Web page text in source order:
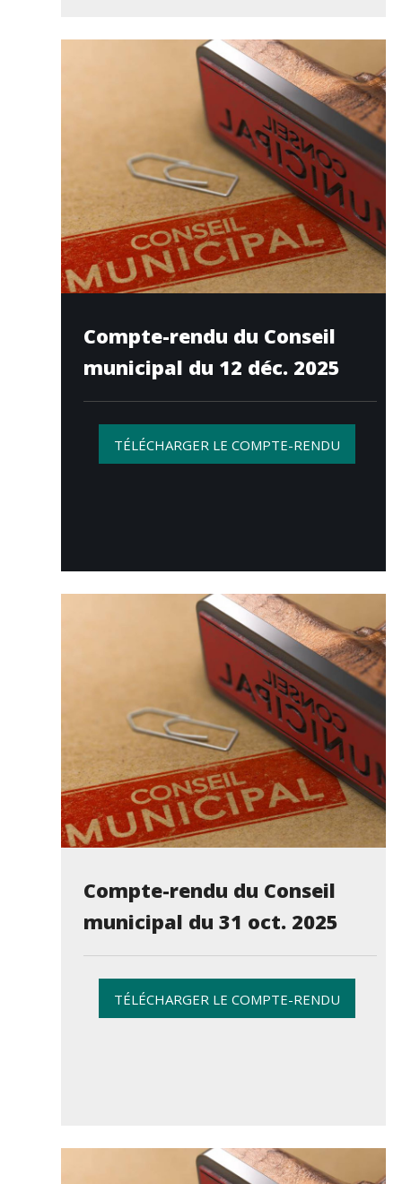
Compte-rendu du Conseil
municipal du 12 déc. 2025
TÉLÉCHARGER LE COMPTE-RENDU
Compte-rendu du Conseil
municipal du 31 oct. 2025
TÉLÉCHARGER LE COMPTE-RENDU